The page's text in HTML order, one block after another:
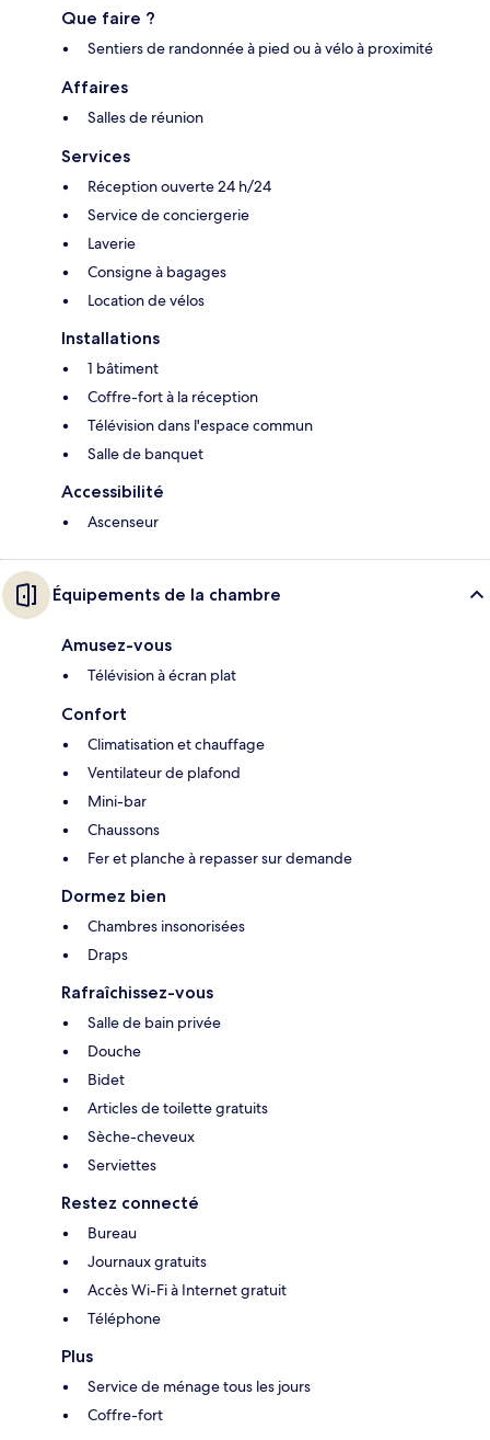
Que faire ?
Sentiers de randonnée à pied ou à vélo à proximité
Affaires
Salles de réunion
Services
Réception ouverte 24 h/24
Service de conciergerie
Laverie
Consigne à bagages
Location de vélos
Installations
1 bâtiment
Coffre-fort à la réception
Télévision dans l'espace commun
Salle de banquet
Accessibilité
Ascenseur
Équipements de la chambre
Amusez-vous
Télévision à écran plat
Confort
Climatisation et chauffage
Ventilateur de plafond
Mini-bar
Chaussons
Fer et planche à repasser sur demande
Dormez bien
Chambres insonorisées
Draps
Rafraîchissez-vous
Salle de bain privée
Douche
Bidet
Articles de toilette gratuits
Sèche-cheveux
Serviettes
Restez connecté
Bureau
Journaux gratuits
Accès Wi-Fi à Internet gratuit
Téléphone
Plus
Service de ménage tous les jours
Coffre-fort